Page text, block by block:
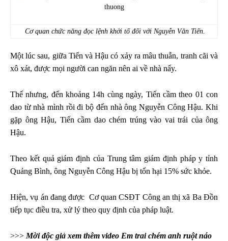
Cơ quan chức năng đọc lệnh khởi tố đối với Nguyễn Văn Tiến.
Một lúc sau, giữa Tiến và Hậu có xảy ra mâu thuẫn, tranh cãi và
xô xát, được mọi người can ngăn nên ai về nhà nấy.
Thế nhưng, đến khoảng 14h cùng ngày, Tiến cầm theo 01 con
dao từ nhà mình rồi đi bộ đến nhà ông Nguyễn Công Hậu. Khi
gặp ông Hậu, Tiến cầm dao chém trúng vào vai trái của ông
Hậu.
Theo kết quả giám định của Trung tâm giám định pháp y tỉnh
Quảng Bình, ông Nguyễn Công Hậu bị tổn hại 15% sức khỏe.
Hiện, vụ án đang được Cơ quan CSĐT Công an thị xã Ba Đồn
tiếp tục điều tra, xử lý theo quy định của pháp luật.
>>> Mời độc giả xem thêm video Em trai chém anh ruột náo